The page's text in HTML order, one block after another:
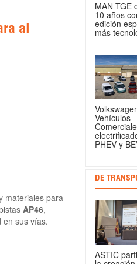
al
materiales para
AP46,
en sus vías.
MAN TGE
10 años
edición
más
Vehículos
PHEV y
DE
ASTIC